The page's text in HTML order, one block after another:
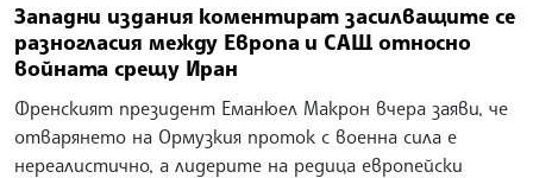
Западни издания коментират засилващите се
разногласия между Европа и САЩ относно
войната срещу Иран
Френският президент Еманюел Макрон вчера заяви, че
отварянето на Ормузкия проток с военна сила е
нереалистично, а лидерите на редица европейски